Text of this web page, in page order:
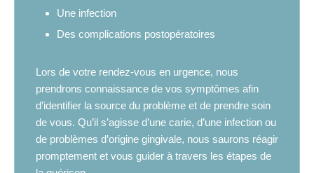
Une infection
Des complications postopératoires
Lors de votre rendez-vous en urgence, nous
prendrons connaissance de vos symptômes afin
d’identifier la source du problème et de prendre soin
de vous. Qu’il s’agisse d’une carie, d’une infection ou
de problèmes d’origine gingivale, nous saurons réagir
promptement et vous guider à travers les étapes de